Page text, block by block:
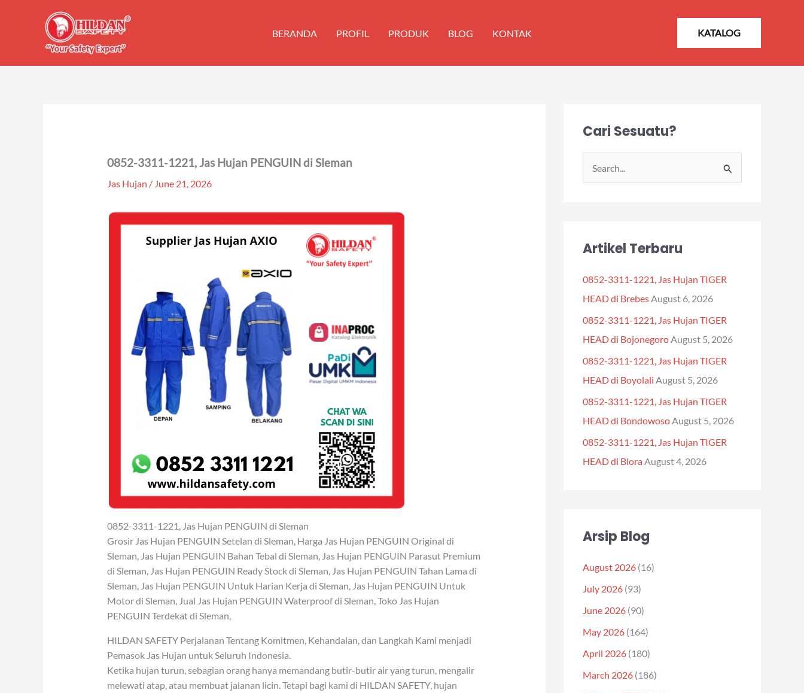
BERANDA PROFIL PRODUK BLOG KONTAK KATALOG
0852-3311-1221, Jas Hujan PENGUIN di Sleman
Jas Hujan / June 21, 2026
0852-3311-1221, Jas Hujan PENGUIN di Sleman
Grosir Jas Hujan PENGUIN Setelan di Sleman, Harga Jas Hujan PENGUIN Original di
Sleman, Jas Hujan PENGUIN Bahan Tebal di Sleman, Jas Hujan PENGUIN Parasut Premium
di Sleman, Jas Hujan PENGUIN Ready Stock di Sleman, Jas Hujan PENGUIN Tahan Lama di
Sleman, Jas Hujan PENGUIN Untuk Harian Kerja di Sleman, Jas Hujan PENGUIN Untuk
Motor di Sleman, Jual Jas Hujan PENGUIN Waterproof di Sleman, Toko Jas Hujan
PENGUIN Terdekat di Sleman,
HILDAN SAFETY Perjalanan Tentang Komitmen, Kehandalan, dan Langkah Kami menjadi
Pemasok Jas Hujan untuk Seluruh Indonesia.
Ketika hujan turun, sebagian orang hanya memandang butir-butir air yang turun, mengalir
melewati atap, atau membuat jalanan licin. Tetapi bagi kami di HILDAN SAFETY, hujan
Cari Sesuatu?
c
f
o
r
:
Artikel Terbaru
0852-3311-1221, Jas Hujan TIGER
HEAD di BrebesAugust 6, 2026
0852-3311-1221, Jas Hujan TIGER
HEAD di BojonegoroAugust 5, 2026
0852-3311-1221, Jas Hujan TIGER
HEAD di Boyolali August 5, 2026
0852-3311-1221, Jas Hujan TIGER
HEAD di BondowosoAugust 5, 2026
0852-3311-1221, Jas Hujan TIGER
HEAD di BloraAugust 4, 2026
Arsip Blog
August 2026 (16)
July 2026 (93)
June 2026 (90)
May 2026 (164)
April 2026 (180)
March 2026 (186)